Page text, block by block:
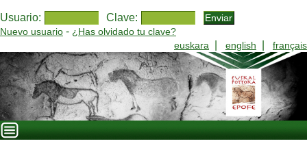
Usuario: Clave:
Nuevo usuario - ¿Has olvidado tu clave?
euskara
english français